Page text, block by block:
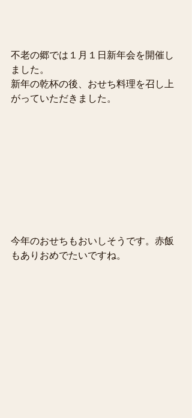
不老の郷では１月１日新年会を開催し
ました。
新年の乾杯の後、おせち料理を召し上
がっていただきました。
今年のおせちもおいしそうです。赤飯
もありおめでたいですね。